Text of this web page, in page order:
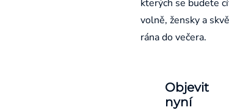
kterých se budete
volně, žensky a
rána do večera.
Objevit
nyní